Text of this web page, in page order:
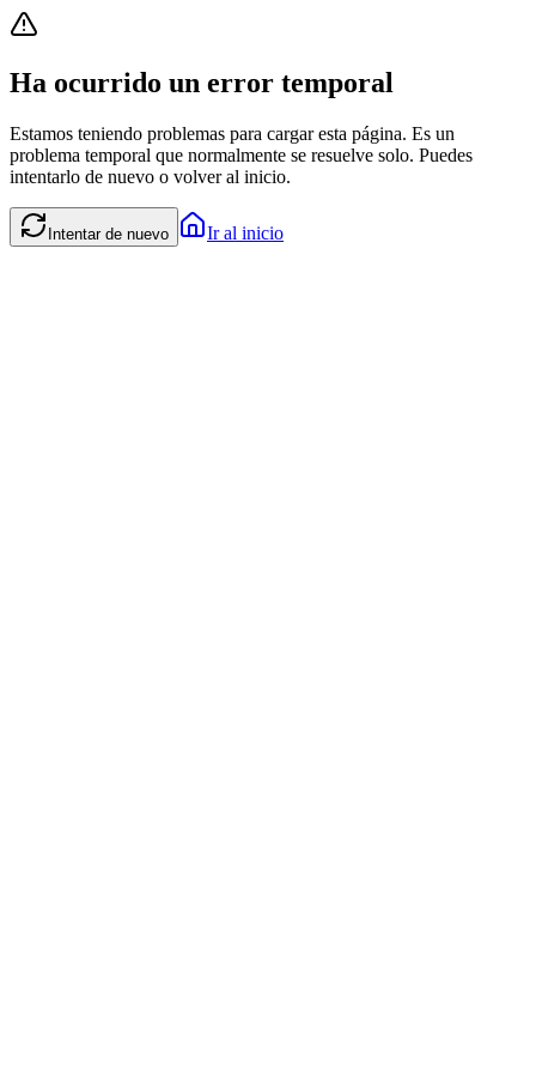
Ha ocurrido un error temporal
Estamos teniendo problemas para cargar esta página. Es un
problema temporal que normalmente se resuelve solo. Puedes
intentarlo de nuevo o volver al inicio.
Intentar de nuevo Ir al inicio